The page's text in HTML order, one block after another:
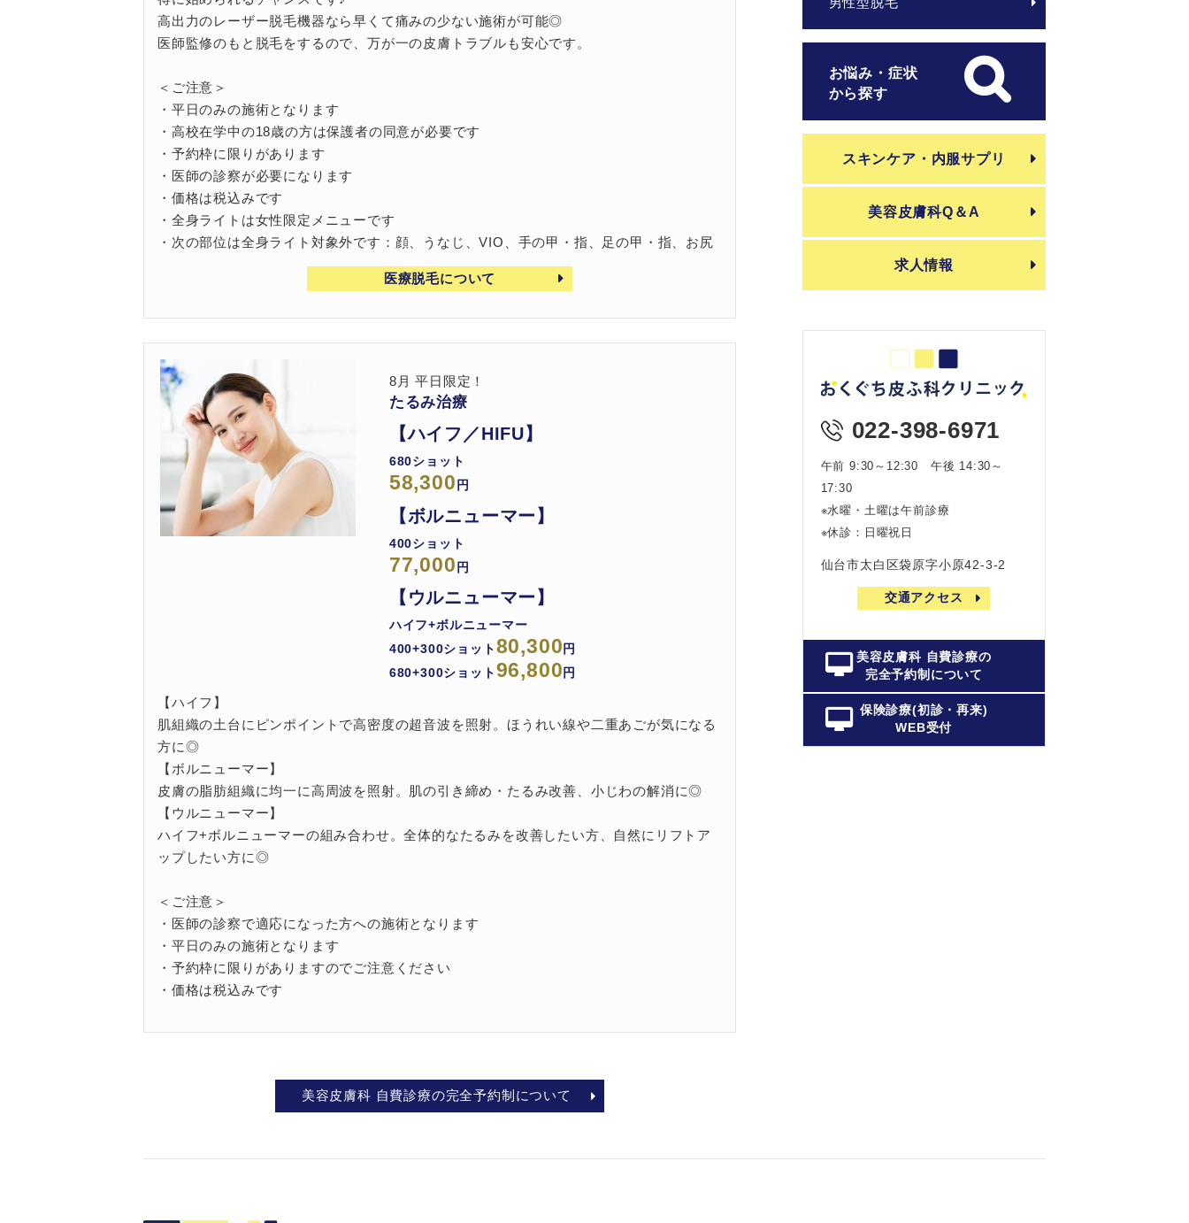
高出力のレーザー脱毛機器なら早くて痛みの少ない施術が可能◎
医師監修のもと脱毛をするので、万が一の皮膚トラブルも安心です。
＜ご注意＞
・平日のみの施術となります
・高校在学中の18歳の方は保護者の同意が必要です
・予約枠に限りがあります
・医師の診察が必要になります
・価格は税込みです
・全身ライトは女性限定メニューです
・次の部位は全身ライト対象外です：顔、うなじ、VIO、手の甲・指、足の甲・指、お尻
医療脱毛について
8月 平日限定！
たるみ治療
【ハイフ／HIFU】
680ショット
58,300 円
【ボルニューマー】
400ショット
77,000円
【ウルニューマー】
ハイフ+ボルニューマー
400+300ショット80,300 円
680+300ショット96,800 円
【ハイフ】
肌組織の土台にピンポイントで高密度の超音波を照射。ほうれい線や二重あごが気になる
方に◎
【ボルニューマー】
皮膚の脂肪組織に均一に高周波を照射。肌の引き締め・たるみ改善、小じわの解消に◎
【ウルニューマー】
ハイフ+ボルニューマーの組み合わせ。全体的なたるみを改善したい方、自然にリフトア
ップしたい方に◎
＜ご注意＞
・医師の診察で適応になった方への施術となります
・平日のみの施術となります
・予約枠に限りがありますのでご注意ください
・価格は税込みです
美容皮膚科 自費診療の完全予約制について
お悩み・症状
から探す
スキンケア・内服サプリ
美容皮膚科Q＆A
求人情報
022-398-6971
午前 9:30～12:30 午後 14:30～
17:30
※水曜・土曜は午前診療
※休診：日曜祝日
仙台市太白区袋原字小原42-3-2
交通アクセス
美容皮膚科 自費診療の
完全予約制について
保険診療(初診・再来)
WEB受付